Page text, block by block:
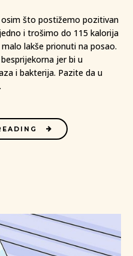
što postižemo pozitivan
i trošimo do 115 kalorija
lakše prionuti na posao.
jer bi u
i bakterija. Pazite da u